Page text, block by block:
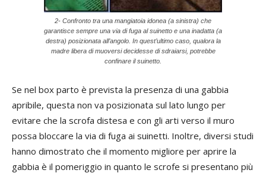
2- Confronto tra una mangiatoia idonea (a sinistra) che
garantisce sempre una via di fuga al suinetto e una inadatta (a
destra) posizionata all’angolo. In quest’ultimo caso, qualora la
madre libera di muoversi decidesse di sdraiarsi, potrebbe
confinare il suinetto.
Se nel box parto è prevista la presenza di una gabbia
apribile, questa non va posizionata sul lato lungo per
evitare che la scrofa distesa e con gli arti verso il muro
possa bloccare la via di fuga ai suinetti. Inoltre, diversi studi
hanno dimostrato che il momento migliore per aprire la
gabbia è il pomeriggio in quanto le scrofe si presentano più